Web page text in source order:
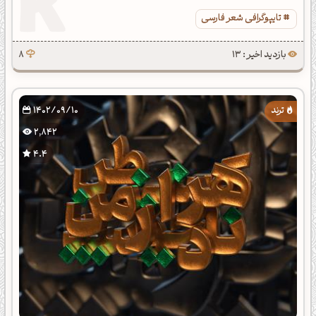
تایپوگرافی شعر فارسی
بازدید اخیر : 13 8
1402/09/10
2,842
4.4